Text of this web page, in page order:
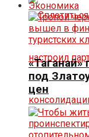
Экономика
под
цен